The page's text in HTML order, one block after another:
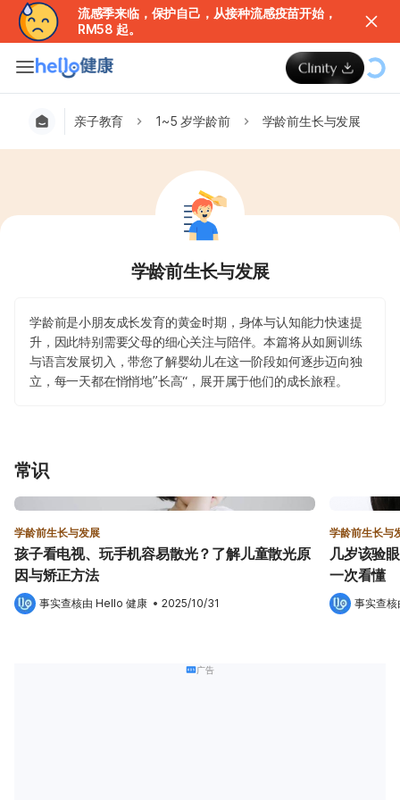
流感季来临，保护自己，从接种流感疫苗开始，
RM58 起。
亲子教育 1~5 岁学龄前 学龄前生长与发展
学龄前生长与发展
学龄前是小朋友成长发育的黄金时期，身体与认知能力快速提
升，因此特别需要父母的细心关注与陪伴。本篇将从如厕训练
与语言发展切入，带您了解婴幼儿在这一阶段如何逐步迈向独
立，每一天都在悄悄地”长高“，展开属于他们的成长旅程。
常识
学龄前生长与发展
孩子看电视、玩手机容易散光？了解儿童散光原
因与矫正方法
事实查核由 Hello 健康 • 2025/10/31
学龄前生长与
几岁该验
一次看懂
事实查
广告